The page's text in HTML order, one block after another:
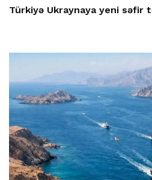
Türkiyə Ukraynaya yeni səfir